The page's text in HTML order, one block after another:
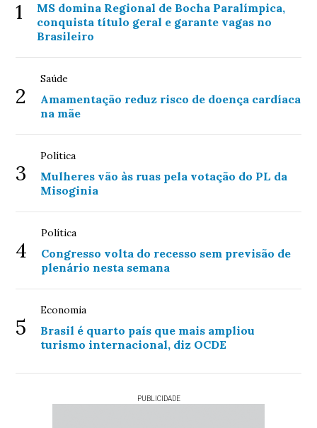
1
MS domina Regional de Bocha Paralímpica,
conquista título geral e garante vagas no
Brasileiro
2
Saúde
Amamentação reduz risco de doença cardíaca
na mãe
3
Política
Mulheres vão às ruas pela votação do PL da
Misoginia
4
Política
Congresso volta do recesso sem previsão de
plenário nesta semana
5
Economia
Brasil é quarto país que mais ampliou
turismo internacional, diz OCDE
PUBLICIDADE